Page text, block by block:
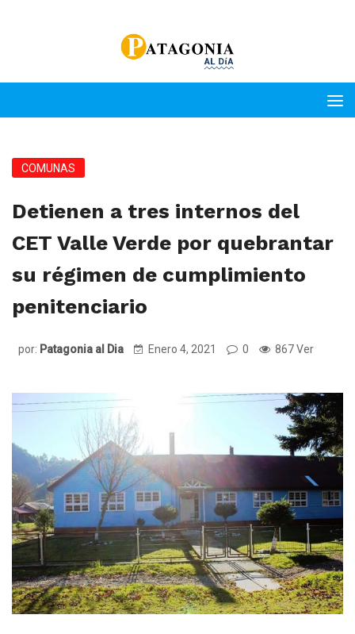
COMUNAS
Detienen a tres internos del
CET Valle Verde por quebrantar
su régimen de cumplimiento
penitenciario
por: Patagonia al Dia Enero 4, 2021 0 867 Ver